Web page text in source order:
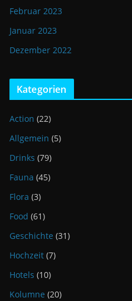
Februar 2023
Januar 2023
Dezember 2022
Kategorien
Action (22)
Allgemein (5)
Drinks (79)
Fauna (45)
Flora (3)
Food (61)
Geschichte (31)
Hochzeit (7)
Hotels (10)
Kolumne (20)